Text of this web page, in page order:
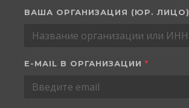
ВАША ОРГАНИЗАЦИЯ (ЮР. ЛИЦО)
E-MAIL В ОРГАНИЗАЦИИ *